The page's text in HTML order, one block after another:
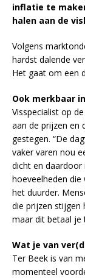
inflatie te
halen aan de
Volgens
hardst dalende
Het gaat om een
Ook merkbaar
Visspecialist op
aan de prijzen en
gestegen. “De
vaker varen nou
dicht en daardoor
hoeveelheden
het duurder.
die prijzen stijgen
maar dit betaal je
Wat je van
Ter Beek is van
momenteel